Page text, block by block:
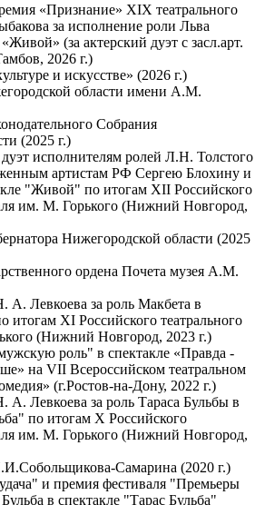
«Признание» ХIХ театрального
за исполнение роли Льва
(за актерский дуэт с засл.арт.
2026 г.)
и искусстве» (2026 г.)
области имени А.М.
Собрания
(2025 г.)
исполнителям ролей Л.Н. Толстого
артистам РФ Сергею Блохину и
"Живой" по итогам ХII Российского
им. М. Горького (Нижний Новгород,
Нижегородской области (2025
ордена Почета музея А.М.
А. Левкоева за роль Макбета в
итогам ХI Российского театрального
(Нижний Новгород, 2023 г.)
роль" в спектакле «Правда -
на VII Всероссийском театральном
(г.Ростов-на-Дону, 2022 г.)
А. Левкоева за роль Тараса Бульбы в
по итогам Х Российского
им. М. Горького (Нижний Новгород,
Самарина (2020 г.)
и премия фестиваля "Премьеры
в спектакле "Тарас Бульба"